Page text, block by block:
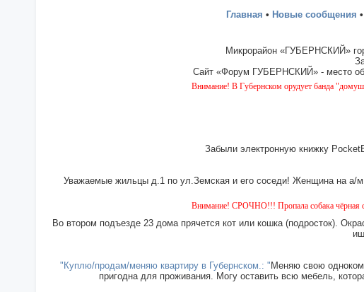
Главная • Новые сообщения •
Микрорайон «ГУБЕРНСКИЙ»
Сайт «Форум ГУБЕРНСКИЙ» - место
Внимание! В Губернском орудует банда "домушников"!
Забыли электронную книжку
Уважаемые жильцы д.1 по ул.Земская и его соседи! Женщина на а/
Внимание! СРОЧНО!!! Пропала собака чёрная с тигровым,
Во втором подъезде 23 дома прячется кот или кошка (подросток).
"Куплю/продам/меняю квартиру в Губернском.: " Меняю свою
пригодна для проживания. Могу оставить всю мебель,